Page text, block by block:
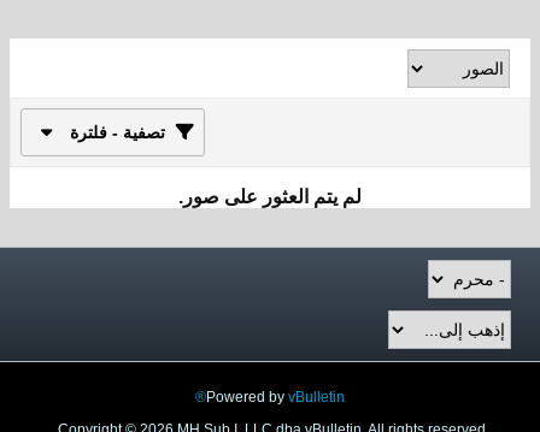
تصفية - فلترة
لم يتم العثور على صور.
Powered by vBulletin®